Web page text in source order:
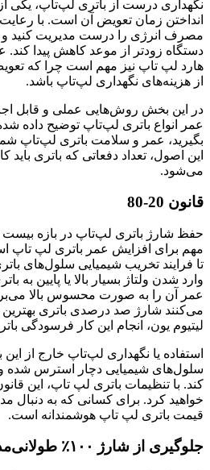
نگهداری درست از باتری لپ‌تاپ، یکی
انداختن زمان تعویض آن است. با رعایت
مصرف انرژی را درست مدیریت کنید و
دستگاه زودتر از موعد کاهش پیدا کند.
هارد لپ تاپ نیز مهم است چرا که
از هزینه‌های نگهداری لپ‌تاپ باشد.
در این بخش روش‌هایی عملی و قابل اجرا
عمر انواع باتری لپ‌تاپ توضیح داده
بگیرید، عمر و سلامت باتری لپ‌تاپ
این اصول، تعداد دفعاتی که باتری
می‌شود.
قانون 20-80
حفظ شارژ باتری لپ‌تاپ در بازه
مهم برای افزایش عمر باتری لپ تاپ
تا فرایند تخریب شیمیایی سلول‌های
وارد شدن ولتاژ بسیار بالا یا پایین
عمر آن را به صورت محسوس بالا
می‌کنند شارژ صد درصدی باتری
لیتیوم یون، انجام این کار فرسودگی
استفاده یا نگهداری لپ‌تاپ خارج از
سلول‌های شیمیایی دچار استرس شده
کند. با تنظیمات باتری لپ تاپ، این
خواهید کرد. برای کسانی که به دنبال
قیمت باتری لپ تاپ هوشمندانه است.
جلوگیری از شارژ ۱۰۰٪ طولانی‌مدت